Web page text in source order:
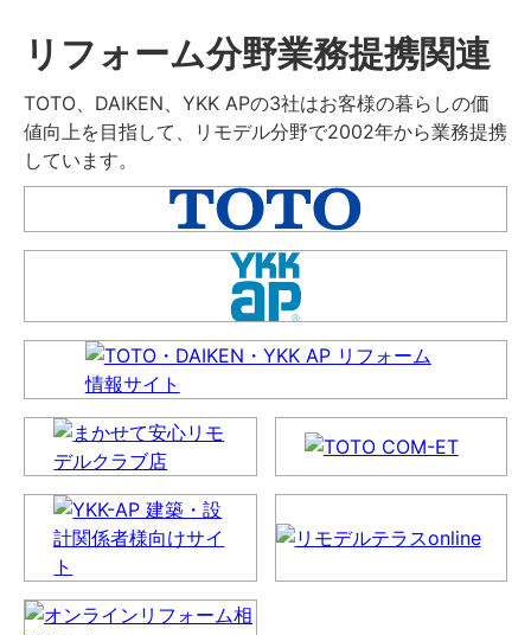
リフォーム分野業務提携関連
TOTO、DAIKEN、YKK APの3社はお客様の暮らしの価
値向上を目指して、リモデル分野で2002年から業務提携
しています。